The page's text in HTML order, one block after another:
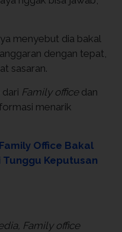
menyebut dia bakal
dengan tepat,
sasaran.
Family officedan
menarik
Office Bakal
Tunggu Keputusan
Family office